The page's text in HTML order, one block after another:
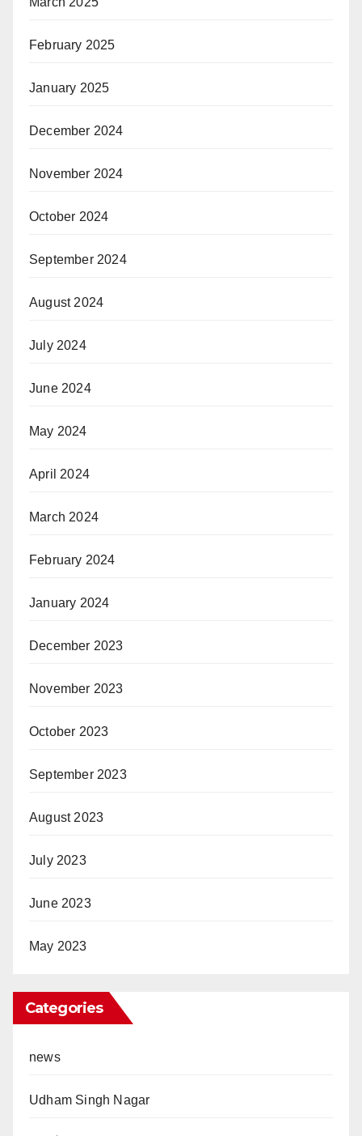
February 2025
January 2025
December 2024
November 2024
October 2024
September 2024
August 2024
July 2024
June 2024
May 2024
April 2024
March 2024
February 2024
January 2024
December 2023
November 2023
October 2023
September 2023
August 2023
July 2023
June 2023
May 2023
Categories
news
Udham Singh Nagar